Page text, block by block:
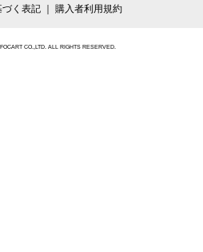
づく表記
購入者利用規約
CO.,LTD. ALL RIGHTS RESERVED.